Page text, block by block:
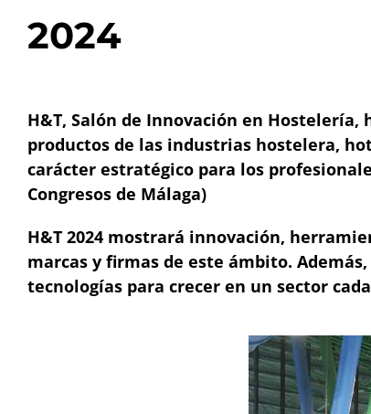
2024
H&T, Salón de Innovación en
productos de las industrias hostelera,
carácter estratégico para los
Congresos de Málaga)
H&T 2024 mostrará innovación,
marcas y firmas de este ámbito.
tecnologías para crecer en un sector